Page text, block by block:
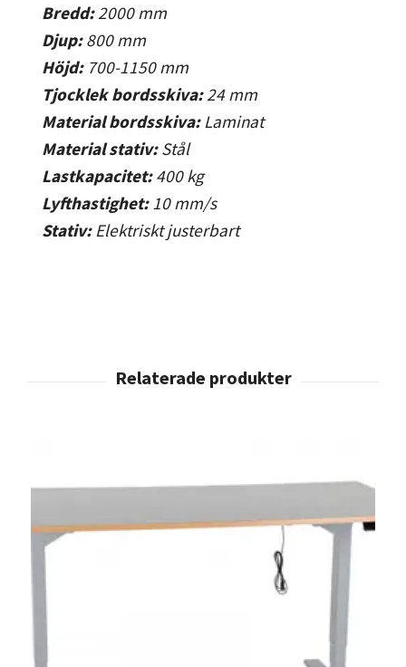
Bredd:2000mm
Djup: 800mm
Höjd: 700-1150mm
Tjocklek bordsskiva:24mm
Material bordsskiva: Laminat
Material stativ:Stål
Lastkapacitet: 400kg
Lyfthastighet: 10mm/s
Stativ: Elektriskt justerbart